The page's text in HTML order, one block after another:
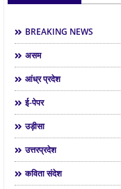
BREAKING NEWS
असम
आंध्र प्रदेश
ई-पेपर
उड़ीसा
उत्तरप्रदेश
कविता संदेश